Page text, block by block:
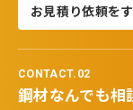
お見積り依頼を
CONTACT.02
鋼材なんでも相